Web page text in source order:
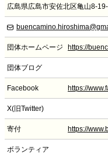
広島県広島市安佐北区亀山8-
団体ホームページ https://
団体ブログ
Facebook https://
X(旧Twitter)
寄付 https://
ボランティア